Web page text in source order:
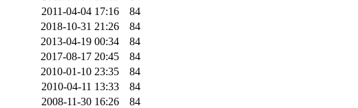
2011-04-04 17:16
84
2018-10-31 21:26
84
2013-04-19 00:34
84
2017-08-17 20:45
84
2010-01-10 23:35
84
2010-04-11 13:33
84
2008-11-30 16:26
84